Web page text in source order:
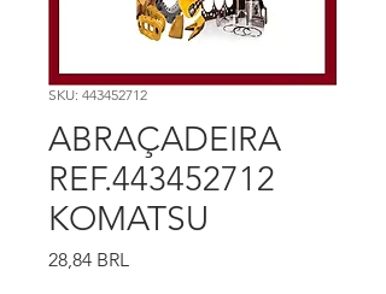
SKU: 443452712
ABRAÇADEIRA
REF.443452712
KOMATSU
28,84 BRL